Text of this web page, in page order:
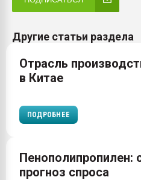
Другие статьи раздела
Отрасль
в Китае
ПОДРОБНЕЕ
Пенополипропилен:
прогноз спроса